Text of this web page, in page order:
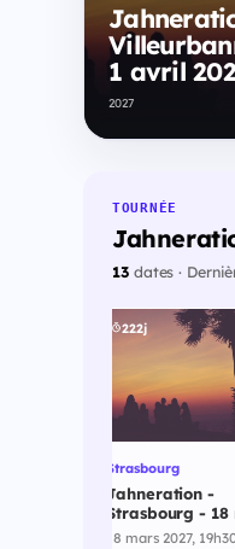
1 avril
2027
TOURNÉE
13dates ·
222j
Strasbourg
Jahneration -
Strasbourg - 18
2027
18 mars 2027,